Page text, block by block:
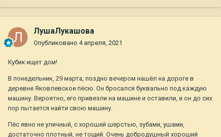
ЛушаЛукашова
Опубликовано 4 апреля, 2021
Кубик ищет дом!
В понедельник, 29 марта, поздно вечером нашёл на дороге в
деревне Яковлевское пёсю. Он бросался буквально под каждую
машину. Вероятно, его привезли на машине и оставили, и он до сих
пор пытается найти свою машину.
Пёс явно не уличный, с хорошей шерстью, зубами, ушами,
достаточно плотный, не тощий. Очень добродушный хороший